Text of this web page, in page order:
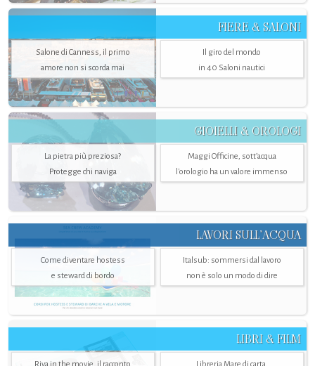
FIERE & SALONI
Salone di Canness, il primo
amore non si scorda mai
Il giro del mondo
in 40 Saloni nautici
GIOIELLI & OROLOGI
La pietra più preziosa?
Protegge chi naviga
Maggi Officine, sott’acqua
l'orologio ha un valore immenso
LAVORI SULL’ACQUA
Come diventare hostess
e steward di bordo
Italsub: sommersi dal lavoro
non è solo un modo di dire
LIBRI & FILM
Riva in the movie, il racconto
Libreria Mare di carta,